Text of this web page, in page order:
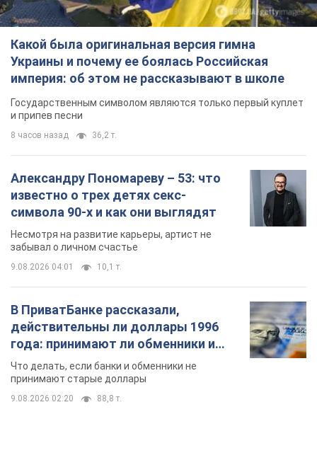
Какой была оригинальная версия гимна
Украины и почему ее боялась Российская
империя: об этом не рассказывают в школе
Государственным символом являются только первый куплет
и припев песни
8 часов назад 36,2 т.
Александру Пономареву – 53: что
известно о трех детях секс-
символа 90-х и как они выглядят
Несмотря на развитие карьеры, артист не
забывал о личном счастье
9.08.2026 04:01 10,1 т.
В ПриватБанке рассказали,
действительны ли доллары 1996
года: принимают ли обменники и
банки такие купюры
Что делать, если банки и обменники не
принимают старые доллары
9.08.2026 02:20 88,8 т.